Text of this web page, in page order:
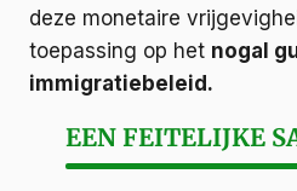
deze monetaire
toepassing op het nogal
immigratiebeleid.
EEN FEITELIJKE